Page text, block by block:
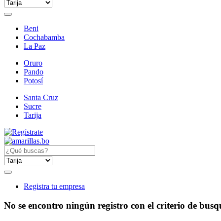
Beni
Cochabamba
La Paz
Oruro
Pando
Potosí
Santa Cruz
Sucre
Tarija
Registra tu empresa
No se encontro ningún registro con el criterio de